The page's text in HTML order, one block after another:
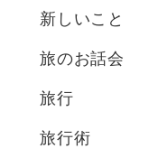
新しいこと
旅のお話会
旅行
旅行術